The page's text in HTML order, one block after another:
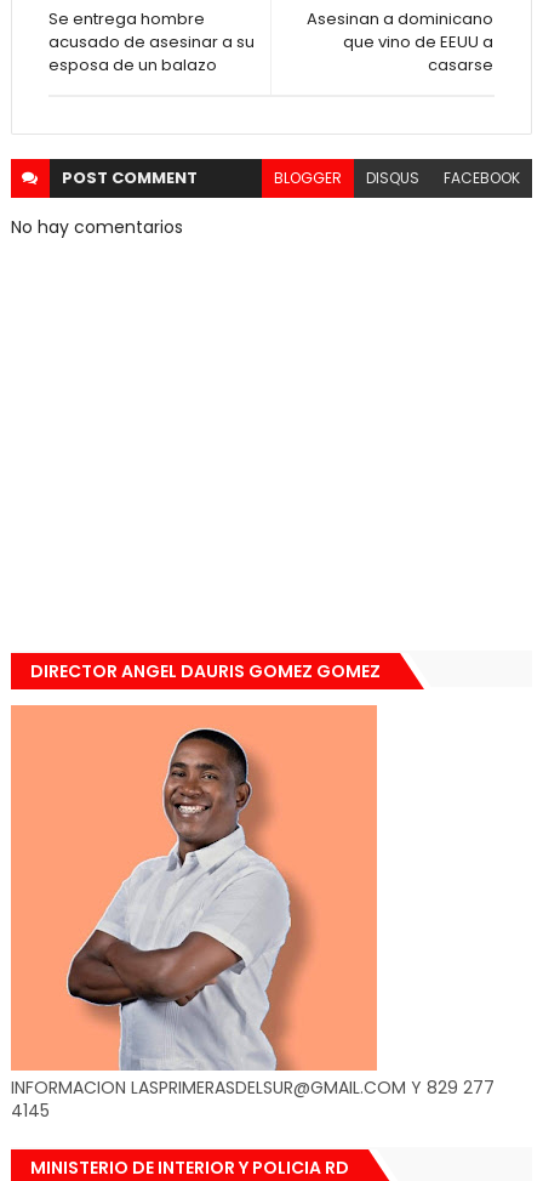
Asesinan a dominicano
que vino de EEUU a
casarse
Se entrega hombre
acusado de asesinar a su
esposa de un balazo
POST COMMENT BLOGGER DISQUS FACEBOOK
No hay comentarios
DIRECTOR ANGEL DAURIS GOMEZ GOMEZ
INFORMACION LASPRIMERASDELSUR@GMAIL.COM Y 829 277
4145
MINISTERIO DE INTERIOR Y POLICIA RD